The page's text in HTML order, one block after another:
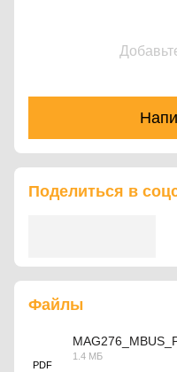
Поделиться в
Файлы
PDF
1.4 МБ